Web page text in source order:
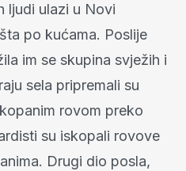
ljudi ulazi u Novi
po kućama. Poslije
im se skupina svježih i
sela pripremali su
rovom preko
su iskopali rovove
Drugi dio posla,